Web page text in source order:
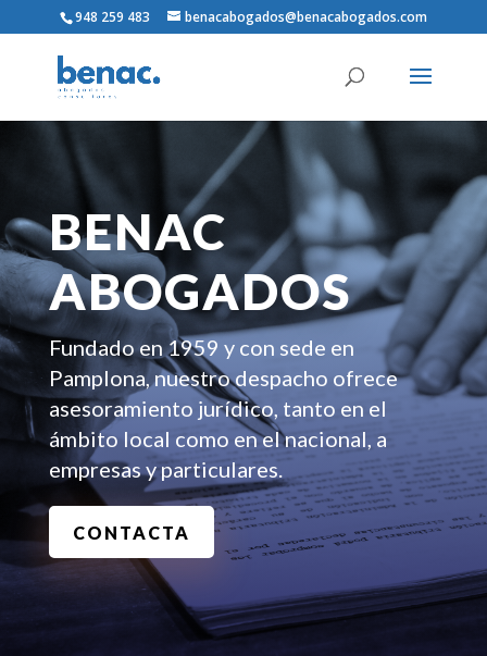
948 259 483 benacabogados@benacabogados.com
BENAC
ABOGADOS
Fundado en 1959 y con sede en
Pamplona, nuestro despacho ofrece
asesoramiento jurídico, tanto en el
ámbito local como en el nacional, a
empresas y particulares.
CONTACTA